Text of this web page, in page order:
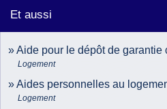
Et aussi
Aide pour le dépôt de
Logement
Aides personnelles au
Logement